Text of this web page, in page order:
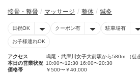
接骨・整骨 マッサージ 整体 鍼灸
日祝OK クーポン有 駐車場有
お子様連れOK
アクセス
鳴尾・武庫川女子大前駅から580m （徒
本日の営業状況 10:00〜12:30 16:00〜20:30
価格帯
￥500〜￥40,000